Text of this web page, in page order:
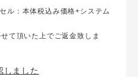
ル：本体税込み価格+システム
て頂いた上でご返金致しま
しました